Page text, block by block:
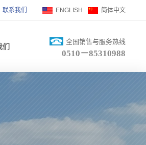
联系我们 ENGLISH 简体中文
全国销售与服务热线
0510－85310988
们